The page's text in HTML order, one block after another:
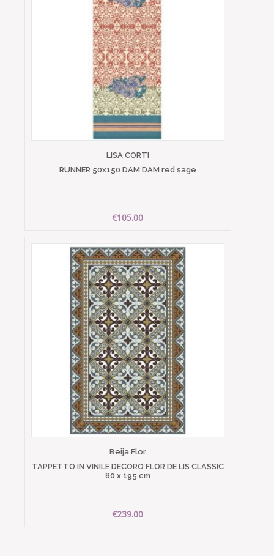
LISA CORTI
RUNNER 50x150 DAM DAM red sage
€105.00
Beija Flor
TAPPETTO IN VINILE DECORO FLOR DE LIS CLASSIC
80 x 195 cm
€239.00